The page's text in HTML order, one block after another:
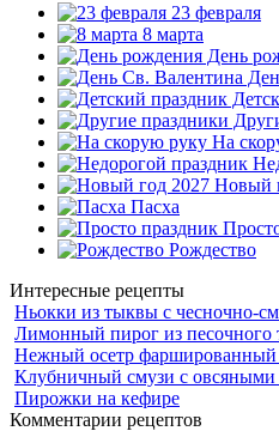
23 февраля
8 марта
День
На
Новый
Пасха
Рождество
Интересные рецепты
Ньокки из тыквы с чесночно-
Лимонный пирог из песочного
Нежный осетр фаршированный
Клубничный смузи с овсяными
Пирожки на кефире
Комментарии рецептов